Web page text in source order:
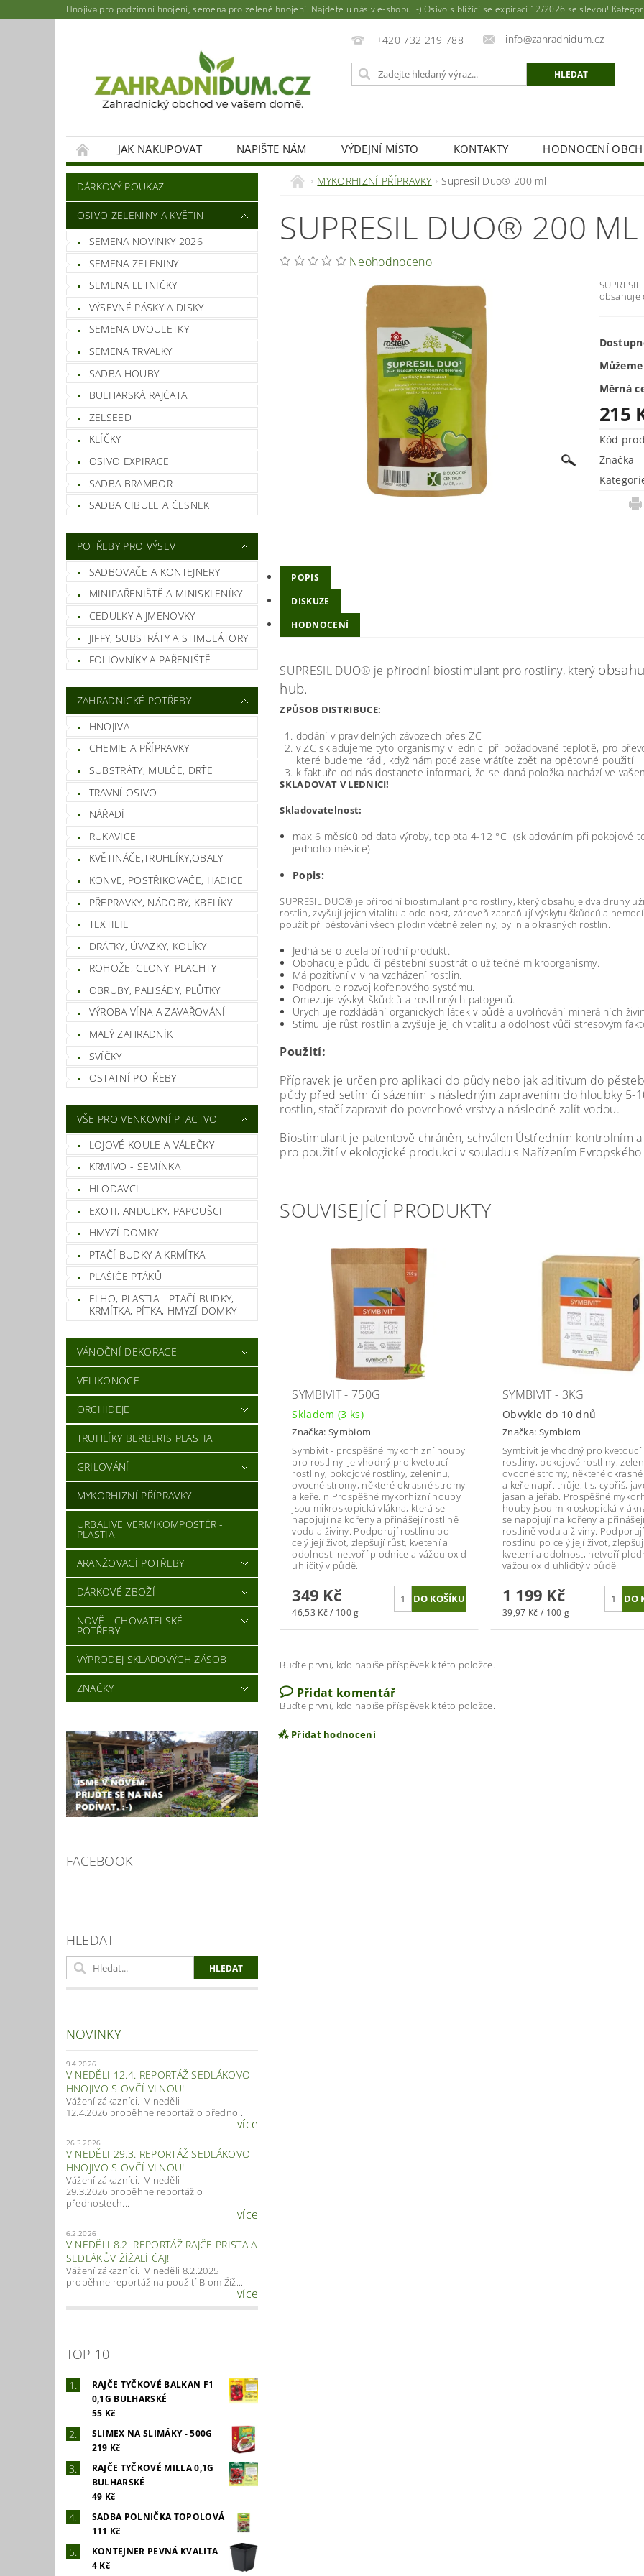
Hnojiva pro podzimní hnojení, semena pro zelené hnojení. Najdete u nás v e-shopu :-) Osivo s blížící se expirací 12/2026 se slevou! Kategorie
+420 732 219 788 info@zahradnidum.cz
JAK NAKUPOVAT NAPIŠTE NÁM VÝDEJNÍ MÍSTO KONTAKTY HODNOCENÍ
DÁRKOVÝ POUKAZ
OSIVO ZELENINY A KVĚTIN
SEMENA NOVINKY 2026
SEMENA ZELENINY
SEMENA LETNIČKY
VÝSEVNÉ PÁSKY A DISKY
SEMENA DVOULETKY
SEMENA TRVALKY
SADBA HOUBY
BULHARSKÁ RAJČATA
ZELSEED
KLÍČKY
OSIVO EXPIRACE
SADBA BRAMBOR
SADBA CIBULE A ČESNEK
POTŘEBY PRO VÝSEV
SADBOVAČE A KONTEJNERY
MINIPAŘENIŠTĚ A MINISKLENÍKY
CEDULKY A JMENOVKY
JIFFY, SUBSTRÁTY A STIMULÁTORY
FOLIOVNÍKY A PAŘENIŠTĚ
ZAHRADNICKÉ POTŘEBY
HNOJIVA
CHEMIE A PŘÍPRAVKY
SUBSTRÁTY, MULČE, DRŤE
TRAVNÍ OSIVO
NÁŘADÍ
RUKAVICE
KVĚTINÁČE,TRUHLÍKY,OBALY
KONVE, POSTŘIKOVAČE, HADICE
PŘEPRAVKY, NÁDOBY, KBELÍKY
TEXTILIE
DRÁTKY, ÚVAZKY, KOLÍKY
ROHOŽE, CLONY, PLACHTY
OBRUBY, PALISÁDY, PLŮTKY
VÝROBA VÍNA A ZAVAŘOVÁNÍ
MALÝ ZAHRADNÍK
SVÍČKY
OSTATNÍ POTŘEBY
VŠE PRO VENKOVNÍ PTACTVO
LOJOVÉ KOULE A VÁLEČKY
KRMIVO - SEMÍNKA
HLODAVCI
EXOTI, ANDULKY, PAPOUŠCI
HMYZÍ DOMKY
PTAČÍ BUDKY A KRMÍTKA
PLAŠIČE PTÁKŮ
ELHO, PLASTIA - PTAČÍ BUDKY,
KRMÍTKA, PÍTKA, HMYZÍ DOMKY
VÁNOČNÍ DEKORACE
VELIKONOCE
ORCHIDEJE
TRUHLÍKY BERBERIS PLASTIA
GRILOVÁNÍ
MYKORHIZNÍ PŘÍPRAVKY
URBALIVE VERMIKOMPOSTÉR -
PLASTIA
ARANŽOVACÍ POTŘEBY
DÁRKOVÉ ZBOŽÍ
NOVĚ - CHOVATELSKÉ
POTŘEBY
VÝPRODEJ SKLADOVÝCH ZÁSOB
ZNAČKY
FACEBOOK
HLEDAT
NOVINKY
9.4.2026
V NEDĚLI 12.4. REPORTÁŽ SEDLÁKOVO
HNOJIVO S OVČÍ VLNOU!
Vážení zákazníci. V neděli
12.4.2026 proběhne reportáž o předno...
více
26.3.2026
V NEDĚLI 29.3. REPORTÁŽ SEDLÁKOVO
HNOJIVO S OVČÍ VLNOU!
Vážení zákazníci. V neděli
29.3.2026 proběhne reportáž o
přednostech...
více
6.2.2026
V NEDĚLI 8.2. REPORTÁŽ RAJČE PRISTA A
SEDLÁKŮV ŽÍŽALÍ ČAJ!
Vážení zákazníci. V neděli 8.2.2025
proběhne reportáž na použití Biom Žíž...
více
TOP 10
RAJČE TYČKOVÉ BALKAN F1
0,1G BULHARSKÉ
55 Kč
SLIMEX NA SLIMÁKY - 500G
219 Kč
RAJČE TYČKOVÉ MILLA 0,1G
BULHARSKÉ
49 Kč
SADBA POLNIČKA TOPOLOVÁ
111 Kč
KONTEJNER PEVNÁ KVALITA
4 Kč
MYKORHIZNÍ PŘÍPRAVKY Supresil Duo® 200 ml
SUPRESIL DUO® 200 ML
Neohodnoceno
obsahuje
Měrná
215
Kód
Značka
POPIS
DISKUZE
HODNOCENÍ
SUPRESIL DUO® je přírodní biostimulant pro rostliny, který
hub.
ZPŮSOB DISTRIBUCE:
dodání v pravidelných závozech přes ZC
v ZC skladujeme tyto organismy v lednici při požadované teplotě, pro
které budeme rádi, když nám poté zase vrátíte zpět na opětovné použití
k faktuře od nás dostanete informaci, že se daná položka nachází ve
SKLADOVAT V LEDNICI!
Skladovatelnost:
max 6 měsíců od data výroby, teplota 4-12 °C (skladováním při pokojové
jednoho měsíce)
Popis:
SUPRESIL DUO® je přírodní biostimulant pro rostliny, který obsahuje dva druhy
rostlin, zvyšují jejich vitalitu a odolnost, zároveň zabraňují výskytu škůdců a
použít při pěstování všech plodin včetně zeleniny, bylin a okrasných rostlin.
Jedná se o zcela přírodní produkt.
Obohacuje půdu či pěstební substrát o užitečné mikroorganismy.
Má pozitivní vliv na vzcházení rostlin.
Podporuje rozvoj kořenového systému.
Omezuje výskyt škůdců a rostlinných patogenů.
Urychluje rozkládání organických látek v půdě a uvolňování minerálních
Stimuluje růst rostlin a zvyšuje jejich vitalitu a odolnost vůči stresovým
Použití:
Přípravek je určen pro aplikaci do půdy nebo jak aditivum do
půdy před setím či sázením s následným zapravením do hloubky
rostlin, stačí zapravit do povrchové vrstvy a následně zalít vodou.
Biostimulant je patentově chráněn, schválen Ústředním kontrolním
pro použití v ekologické produkci v souladu s Nařízením
SOUVISEJÍCÍ PRODUKTY
SYMBIVIT - 750G
Skladem (3 ks)
Značka: Symbiom
Symbivit - prospěšné mykorhizní houby
pro rostliny. Je vhodný pro kvetoucí
rostliny, pokojové rostliny, zeleninu,
ovocné stromy, některé okrasné stromy
a keře. n Prospěšné mykorhizní houby
jsou mikroskopická vlákna, která se
napojují na kořeny a přinášejí rostlině
vodu a živiny. Podporují rostlinu po
celý její život, zlepšují růst, kvetení a
odolnost, netvoří plodnice a vážou oxid
uhličitý v půdě.
349 Kč
46,53 Kč / 100 g
SYMBIVIT - 3KG
Obvykle do 10 dnů
Značka: Symbiom
Symbivit je vhodný pro kvetoucí
rostliny, pokojové rostliny,
ovocné stromy, některé
a keře např. thůje, tis, cypřiš,
jasan a jeřáb. Prospěšné
houby jsou mikroskopická
se napojují na kořeny a
rostlině vodu a živiny. Podporují
rostlinu po celý její život,
kvetení a odolnost, netvoří
vážou oxid uhličitý v půdě.
1 199 Kč
39,97 Kč / 100 g
Buďte první, kdo napíše příspěvek k této položce.
Přidat komentář
Buďte první, kdo napíše příspěvek k této položce.
Přidat hodnocení